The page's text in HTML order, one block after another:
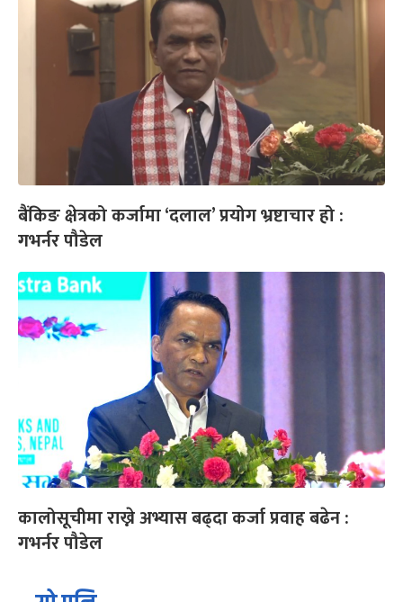
बैंकिङ क्षेत्रको कर्जामा ‘दलाल’ प्रयोग भ्रष्टाचार हो :
गभर्नर पौडेल
कालोसूचीमा राख्ने अभ्यास बढ्दा कर्जा प्रवाह बढेन :
गभर्नर पौडेल